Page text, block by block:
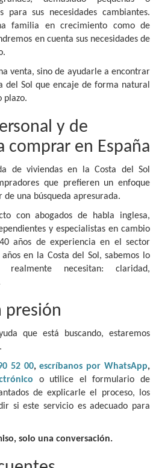
para sus necesidades cambiantes.
familia en crecimiento como de
en cuenta sus necesidades de
venta, sino de ayudarle a encontrar
del Sol que encaje de forma natural
plazo.
y de
comprar en España
de viviendas en la Costa del Sol
que prefieren un enfoque
una búsqueda apresurada.
con abogados de habla inglesa,
y especialistas en cambio
años de experiencia en el sector
en la Costa del Sol, sabemos lo
necesitan: claridad,
presión
que está buscando, estaremos
52 00,escríbanos por WhatsApp,
o utilice el formulario de
de explicarle el proceso, los
si este servicio es adecuado para
solo una conversación.